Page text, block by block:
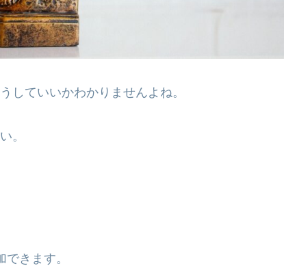
していいかわかりませんよね。
。
きます。